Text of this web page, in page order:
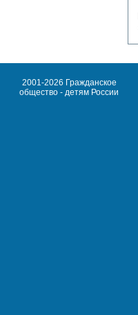
2001-2026 Гражданское
общество - детям России